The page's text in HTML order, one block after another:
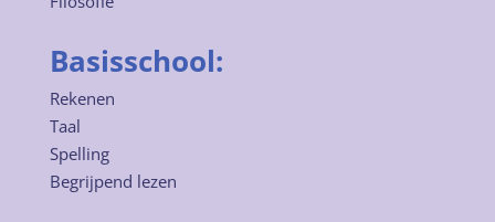
Basisschool:
Rekenen
Taal
Spelling
Begrijpend lezen